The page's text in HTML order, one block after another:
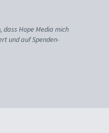
Hope Media mich
und auf Spenden-